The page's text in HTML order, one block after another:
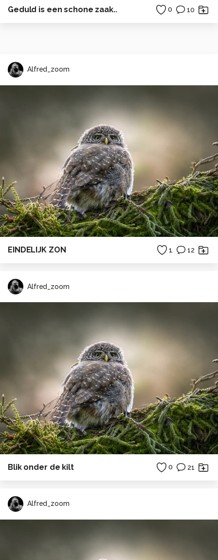
Geduld is een schone zaak.. 0 10
Alfred_zoom
EINDELIJK ZON 1 12
Alfred_zoom
Blik onder de kilt 0 21
Alfred_zoom